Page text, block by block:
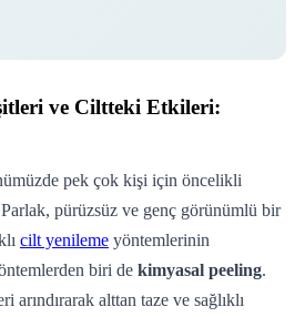
ve Ciltteki Etkileri:
pek çok kişi için öncelikli
pürüzsüz ve genç görünümlü bir
cilt yenileme yöntemlerinin
biri de kimyasal peeling.
alttan taze ve sağlıklı